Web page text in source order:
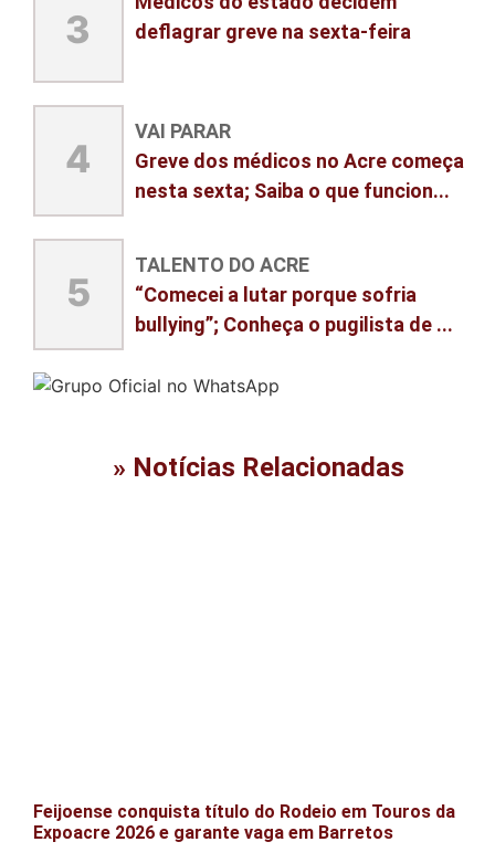
3
deflagrar greve na sexta-feira
4
VAI PARAR
Greve dos médicos no Acre começa
nesta sexta; Saiba o que funcion...
5
TALENTO DO ACRE
“Comecei a lutar porque sofria
bullying”; Conheça o pugilista de ...
» Notícias Relacionadas
Feijoense conquista título do Rodeio em Touros da
Expoacre 2026 e garante vaga em Barretos